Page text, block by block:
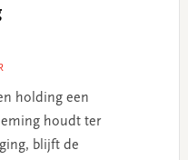
holding een
houdt ter
blijft de